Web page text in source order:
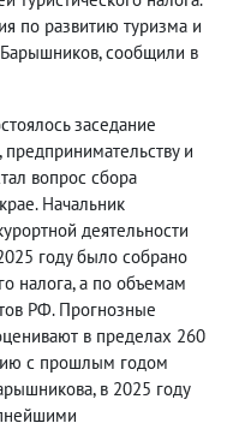
по развитию туризма и
сообщили в
заседание
и
вопрос сбора
Начальник
деятельности
году было собрано
налога, а по объемам
РФ. Прогнозные
в пределах 260
с прошлым годом
в 2025 году